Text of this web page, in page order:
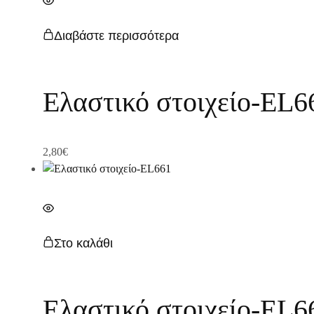
Διαβάστε περισσότερα
Ελαστικό στοιχείο-
2,80€
Στο καλάθι